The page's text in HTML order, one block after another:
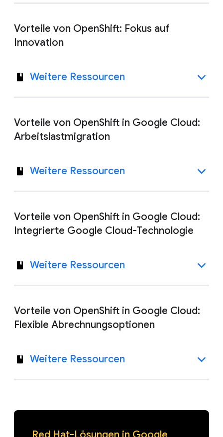
Vorteile von OpenShift: Fokus auf
Innovation
Weitere Ressourcen
Vorteile von OpenShift in Google Cloud:
Arbeitslastmigration
Weitere Ressourcen
Vorteile von OpenShift in Google Cloud:
Integrierte Google Cloud-Technologie
Weitere Ressourcen
Vorteile von OpenShift in Google Cloud:
Flexible Abrechnungsoptionen
Weitere Ressourcen